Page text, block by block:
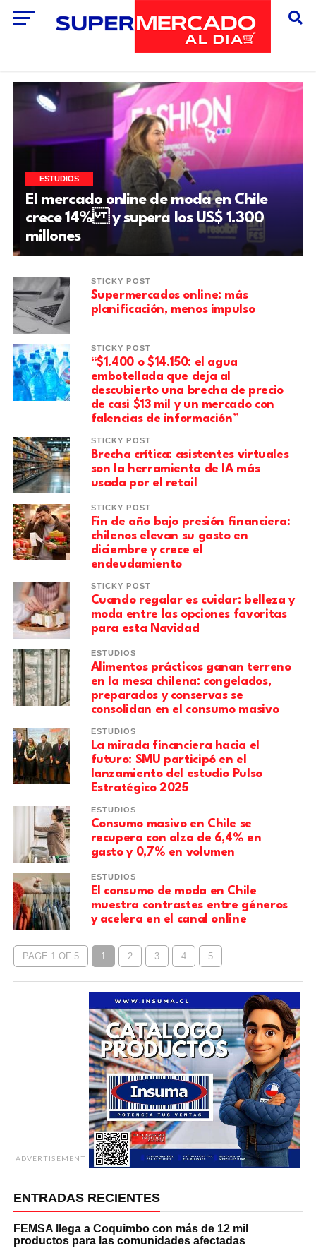
ESTUDIOS
El mercado online de moda en Chile
crece 14% y supera los US$ 1.300
millones
STICKY POST
Supermercados online: más
planificación, menos impulso
STICKY POST
“$1.400 o $14.150: el agua
embotellada que deja al
descubierto una brecha de precio
de casi $13 mil y un mercado con
falencias de información”
STICKY POST
Brecha crítica: asistentes virtuales
son la herramienta de IA más
usada por el retail
STICKY POST
Fin de año bajo presión financiera:
chilenos elevan su gasto en
diciembre y crece el
endeudamiento
STICKY POST
Cuando regalar es cuidar: belleza y
moda entre las opciones favoritas
para esta Navidad
ESTUDIOS
Alimentos prácticos ganan terreno
en la mesa chilena: congelados,
preparados y conservas se
consolidan en el consumo masivo
ESTUDIOS
La mirada financiera hacia el
futuro: SMU participó en el
lanzamiento del estudio Pulso
Estratégico 2025
ESTUDIOS
Consumo masivo en Chile se
recupera con alza de 6,4% en
gasto y 0,7% en volumen
ESTUDIOS
El consumo de moda en Chile
muestra contrastes entre géneros
y acelera en el canal online
PAGE 1 OF 5 1 2 3 4 5
ADVERTISEMENT
ENTRADAS RECIENTES
FEMSA llega a Coquimbo con más de 12 mil
productos para las comunidades afectadas